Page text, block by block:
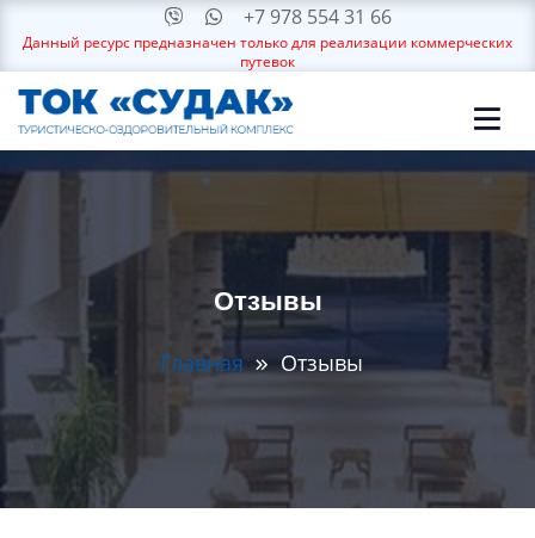
+7 978 554 31 66
Данный ресурс предназначен только для реализации коммерческих
путевок
Отзывы
Главная Отзывы